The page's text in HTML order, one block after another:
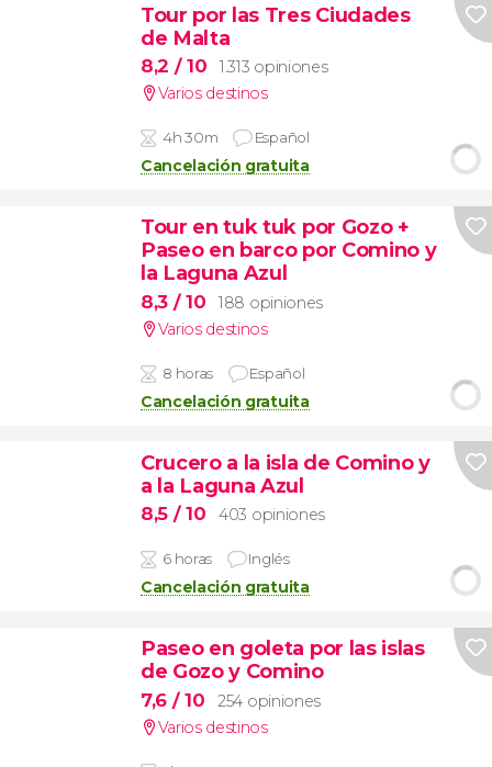
Tour por las Tres Ciudades
de Malta
8,2 / 10
1.313 opiniones
Varios destinos
4h 30m Español
Cancelación gratuita
Tour en tuk tuk por Gozo +
Paseo en barco por Comino y
la Laguna Azul
8,3 / 10
188 opiniones
Varios destinos
8 horas Español
Cancelación gratuita
Crucero a la isla de Comino y
a la Laguna Azul
8,5 / 10 403 opiniones
6 horas Inglés
Cancelación gratuita
Paseo en goleta por las islas
de Gozo y Comino
7,6 / 10
254 opiniones
Varios destinos